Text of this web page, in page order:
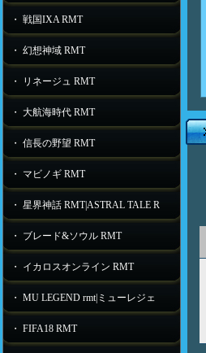
・ 戦国IXA RMT
・ 幻想神域 RMT
・ リネージュ RMT
・ 大航海時代 RMT
・ 信長の野望 RMT
・ マビノギ RMT
・ 星界神話 RMT|ASTRAL TALE R
・ ブレード&ソウル RMT
・ イカロスオンライン RMT
・ MU LEGEND rmt|ミューレジェ
・ FIFA18 RMT